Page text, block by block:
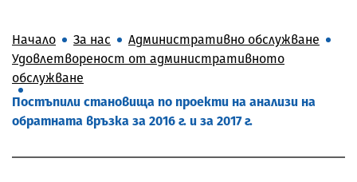
Начало За нас
Административно обслужване
Удовлетвореност от административното
обслужване
Постъпили становища по проекти на анализи на
обратната връзка за 2016 г. и за 2017 г.